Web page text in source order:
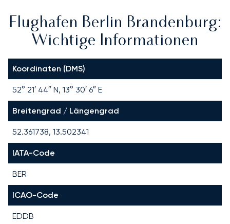
Flughafen Berlin Brandenburg:
Wichtige Informationen
Koordinaten (DMS)
52° 21′ 44″ N, 13° 30′ 6″ E
Breitengrad / Längengrad
52.361738, 13.502341
IATA-Code
BER
ICAO-Code
EDDB